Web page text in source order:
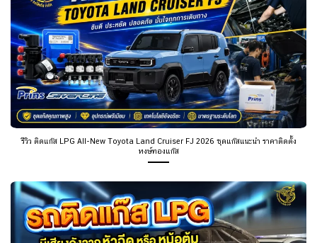
รีวิว ติดแก๊ส LPG All-New Toyota Land Cruiser FJ 2026 ชุดแก๊สแนะนำ ราคาติดตั้ง
หงษ์ทองแก๊ส